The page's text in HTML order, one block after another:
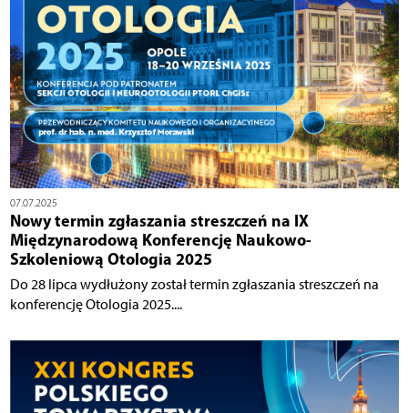
07.07.2025
Nowy termin zgłaszania streszczeń na IX
Międzynarodową Konferencję Naukowo-
Szkoleniową Otologia 2025
Do 28 lipca wydłużony został termin zgłaszania streszczeń na
konferencję Otologia 2025....